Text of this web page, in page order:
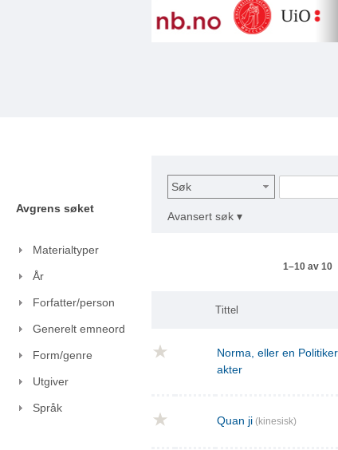
Avgrens søket
Materialtyper
År
Forfatter/person
Generelt emneord
Form/genre
Utgiver
Språk
Søk
Avansert søk ▾
1–10 av 10
Tittel
Norma, eller en
akter
Quan ji (kinesisk)